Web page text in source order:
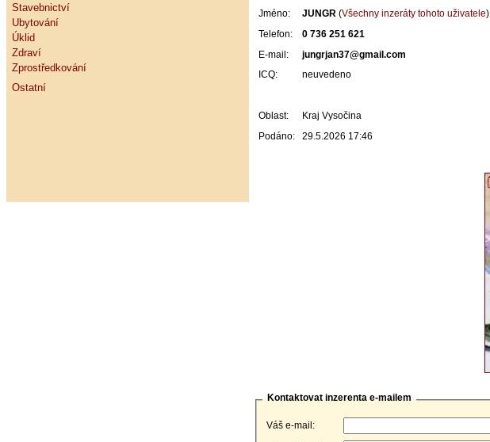
Stavebnictví
Ubytování
Úklid
Zdraví
Zprostředkování
Ostatní
Jméno: JUNGR(Všechny inzeráty tohoto uživatele)
Telefon:
0 736 251 621
E-mail:
jungrjan37@gmail.com
ICQ:
neuvedeno
Oblast:
Kraj Vysočina
Podáno:
29.5.2026 17:46
Kontaktovat inzerenta e-mailem
Váš e-mail: